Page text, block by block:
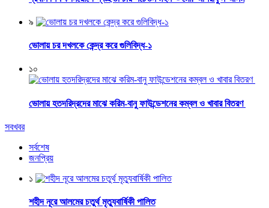
৯
ভোলায় চর দখলকে কেন্দ্র করে গুলিবিদ্ধ-১
১০
ভোলায় হতদরিদ্রদের মাঝে করিম-বানু ফাউন্ডেশনের কম্বল ও খাবার বিতরণ
সবখবর
সর্বশেষ
জনপ্রিয়
১
শহীদ নূরে আলমের চতুর্থ মৃত্যুবার্ষিকী পালিত